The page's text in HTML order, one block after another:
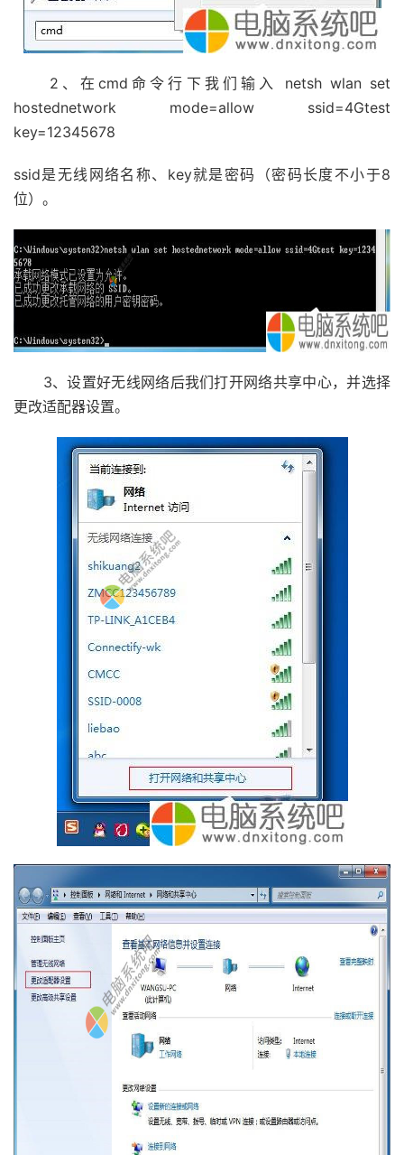
2、在cmd命令行下我们输入 netsh wlan set
hostednetwork mode=allow ssid=4Gtest
key=12345678
ssid是无线网络名称、key就是密码（密码长度不小于8
位）。
3、设置好无线网络后我们打开网络共享中心，并选择
更改适配器设置。